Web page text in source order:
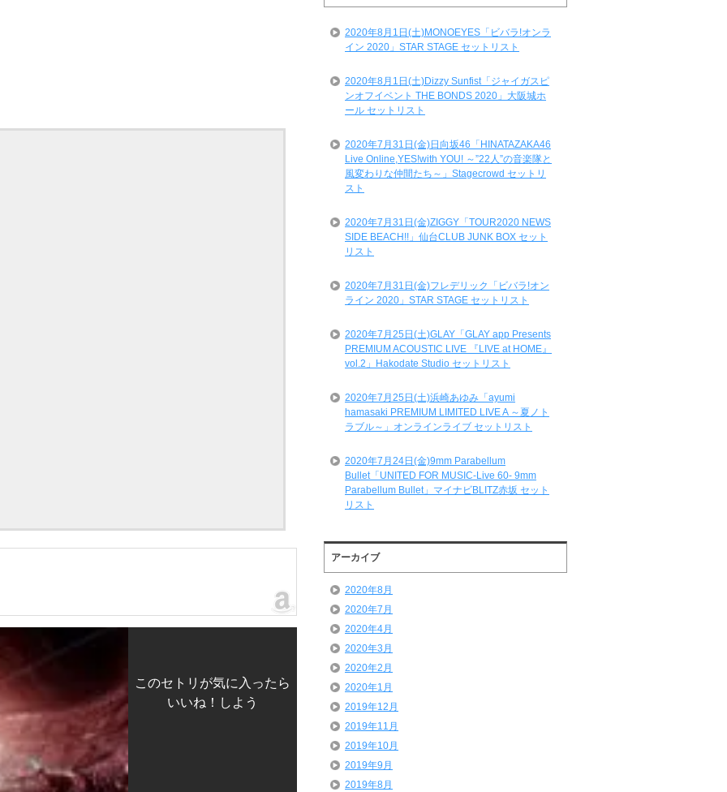
このセトリが気に入ったら
いいね！しよう
ス
一
2020年8月1日(土)MONOEYES「ビバラ!オンラ
イン 2020」STAR STAGE セットリスト
2020年8月1日(土)Dizzy Sunfist「ジャイガスピ
ンオフイベント THE BONDS 2020」大阪城ホ
ール セットリスト
2020年7月31日(金)日向坂46「HINATAZAKA46
Live Online,YES!with YOU! ～”22人”の音楽隊と
風変わりな仲間たち～」Stagecrowd セットリ
スト
2020年7月31日(金)ZIGGY「TOUR2020 NEWS
SIDE BEACH!!」仙台CLUB JUNK BOX セット
リスト
2020年7月31日(金)フレデリック「ビバラ!オン
ライン 2020」STAR STAGE セットリスト
2020年7月25日(土)GLAY「GLAY app Presents
PREMIUM ACOUSTIC LIVE 『LIVE at HOME』
vol.2」Hakodate Studio セットリスト
2020年7月25日(土)浜崎あゆみ「ayumi
hamasaki PREMIUM LIMITED LIVE A ～夏ノト
ラブル～」オンラインライブ セットリスト
2020年7月24日(金)9mm Parabellum
Bullet「UNITED FOR MUSIC-Live 60- 9mm
Parabellum Bullet」マイナビBLITZ赤坂 セット
リスト
アーカイブ
2020年8月
2020年7月
2020年4月
2020年3月
2020年2月
2020年1月
2019年12月
2019年11月
2019年10月
2019年9月
2019年8月